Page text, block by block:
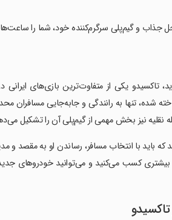
جذاب و گیم‌پلی سرگرم‌کننده خود، شما را
تاکسیدو یکی از متفاوت‌ترین بازی‌های
شده، تنها به رانندگی و جابه‌جایی مسافران
نقلیه نیز بخش مهمی از گیم‌پلی آن را تشکیل
که باید با انتخاب مسافر، رساندن او به مقصد
کسب می‌کنید و می‌توانید خودروهای